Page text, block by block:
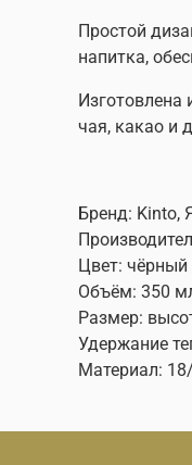
Простой
напитка,
чая, какао и
Бренд: Kinto,
Цвет: чёрный
Объём: 350
Размер:
Удержание
Материал: